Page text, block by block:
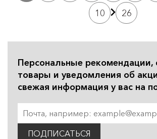
10
26
Персональные рекомендации,
товары и уведомления об
свежая информация у вас на
ПОДПИСАТЬСЯ